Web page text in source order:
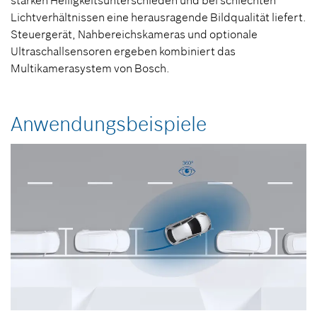
Lichtverhältnissen eine herausragende Bildqualität liefert.
Steuergerät, Nahbereichskameras und optionale
Ultraschallsensoren ergeben kombiniert das
Multikamerasystem von Bosch.
Anwendungsbeispiele